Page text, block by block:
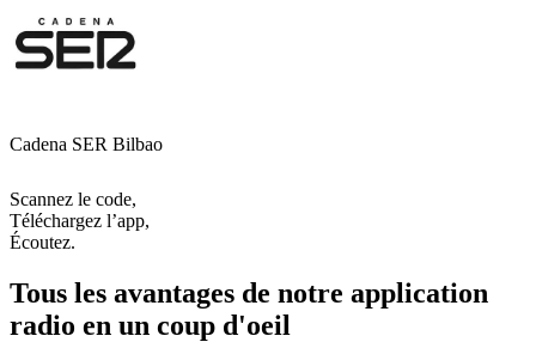
Cadena SER Bilbao
Scannez le code,
Téléchargez l’app,
Écoutez.
Tous les avantages de notre application
radio en un coup d'oeil